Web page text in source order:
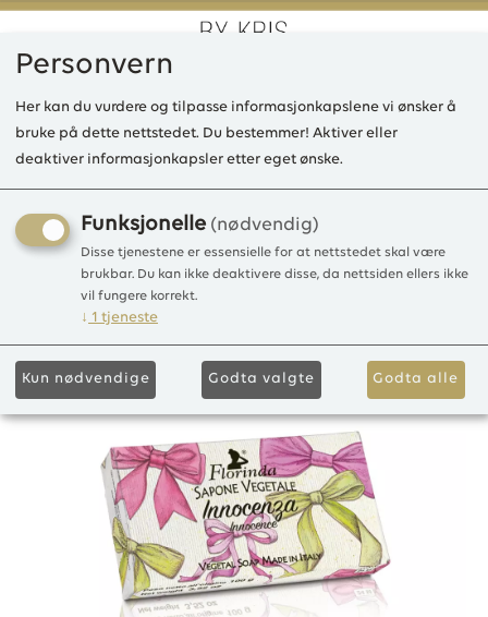
0
LD Dolce Vita Innocence
100g
Såpestykke 100g
Personvern
Her kan du vurdere og tilpasse informasjonkapslene vi ønsker å
bruke på dette nettstedet. Du bestemmer! Aktiver eller
deaktiver informasjonkapsler etter eget ønske.
Funksjonelle (nødvendig)
Disse tjenestene er essensielle for at nettstedet skal være
brukbar. Du kan ikke deaktivere disse, da nettsiden ellers ikke
vil fungere korrekt.
↓ 1 tjeneste
Kun nødvendige Godta valgte Godta alle